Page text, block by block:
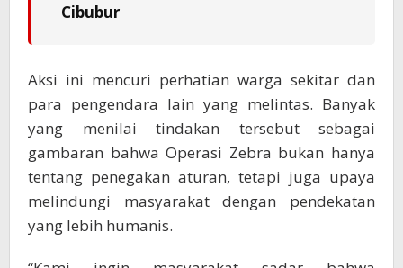
Cibubur
Aksi ini mencuri perhatian warga sekitar dan
para pengendara lain yang melintas. Banyak
yang menilai tindakan tersebut sebagai
gambaran bahwa Operasi Zebra bukan hanya
tentang penegakan aturan, tetapi juga upaya
melindungi masyarakat dengan pendekatan
yang lebih humanis.